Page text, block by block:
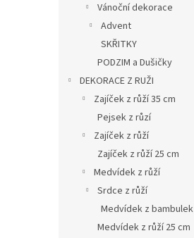
Vánoční dekorace
Advent
SKŘITKY
PODZIM a Dušičky
DEKORACE Z RUŽI
Zajíček z růží 35 cm
Pejsek z růzí
Zajíček z růží
Zajíček z růží 25 cm
Medvídek z růží
Srdce z růží
Medvídek z bambulek
Medvídek z růží 25 cm